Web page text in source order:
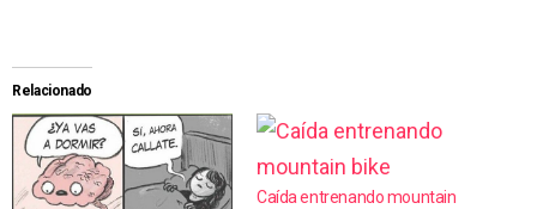
g
a
n
d
Relacionado
Caída entrenando mountain